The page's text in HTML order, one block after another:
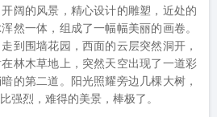
阔的风景，精心设计的雕塑，近处的
然一体，组成了一幅幅美丽的画卷。
到围墙花园，西面的云层突然洞开，
林木草地上，突然天空出现了一道彩
的第二道。阳光照耀旁边几棵大树，
强烈，难得的美景，棒极了。